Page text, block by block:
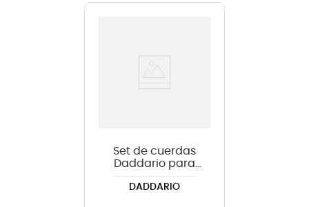
Set de cuerdas
Daddario para
EXL110 .010-.046
DADDARIO